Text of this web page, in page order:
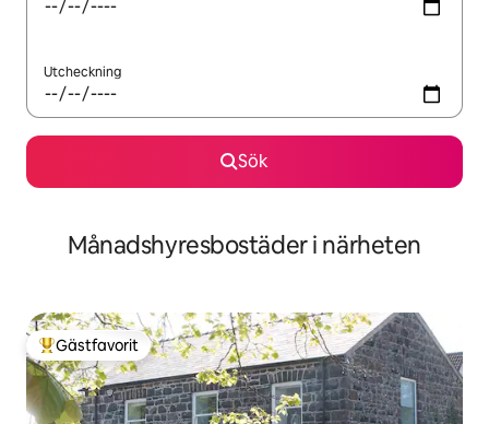
Utcheckning
Sök
Månadshyresbostäder i närheten
Populär gästfavorit
Gästfavorit